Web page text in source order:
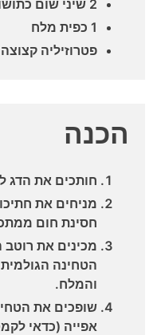
2 שיני שום כתושות
1 כפית מלח
פטרוזיליה קצוצה
הכנה
חותכים את הדג
מניחים את
חסינת חום
מכינים את
הטחינה
והמלח.
שופכים את
אפייה (כדאי